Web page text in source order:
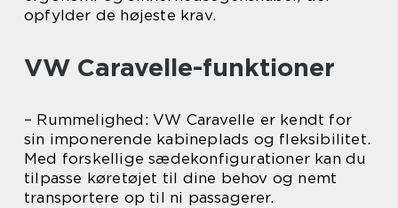
opfylder de højeste krav.
VW Caravelle-funktioner
– Rummelighed: VW Caravelle er kendt for
sin imponerende kabineplads og fleksibilitet.
Med forskellige sædekonfigurationer kan du
tilpasse køretøjet til dine behov og nemt
transportere op til ni passagerer.